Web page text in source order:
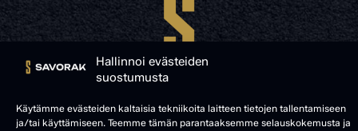
Hallinnoi evästeiden
suostumusta
Käytämme evästeiden kaltaisia tekniikoita laitteen tietojen tallentamiseen
ja/tai käyttämiseen. Teemme tämän parantaaksemme selauskokemusta ja